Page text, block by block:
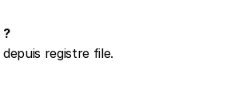
registre file.